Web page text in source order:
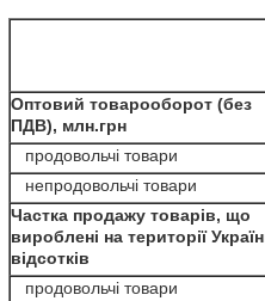
Оптовий товарооборот (без
ПДВ), млн.грн
продовольчі товари
непродовольчі товари
Частка продажу товарів, що
вироблені на території
відсотків
продовольчі товари